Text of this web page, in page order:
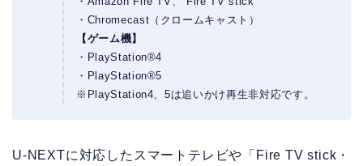
・Chromecast（クロームキャスト）
【ゲーム機】
・PlayStation®4
・PlayStation®5
※PlayStation4、5は追いかけ再生非対応です。
U-NEXTに対応したスマートテレビや「Fire TV stick・